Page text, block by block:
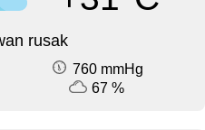
rusak
760 mmHg
67 %